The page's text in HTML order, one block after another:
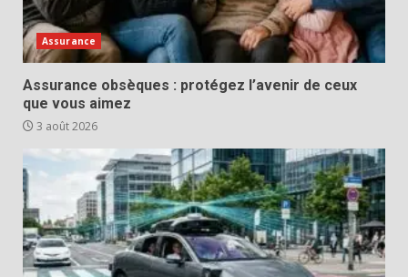
Assurance
Assurance obsèques : protégez l’avenir de ceux
que vous aimez
3 août 2026